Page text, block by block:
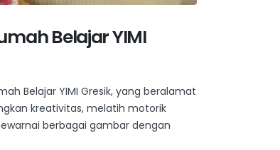
Belajar YIMI
Belajar YIMI Gresik, yang beralamat
kreativitas, melatih motorik
berbagai gambar dengan